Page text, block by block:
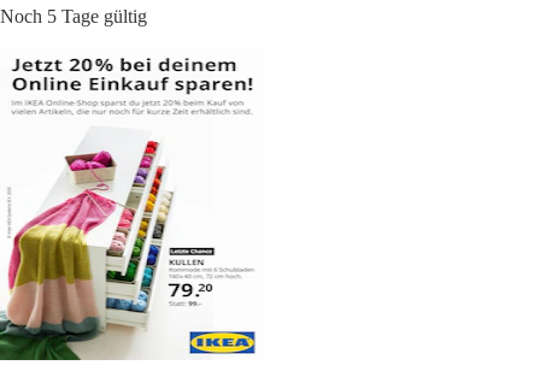
Noch 5 Tage gültig